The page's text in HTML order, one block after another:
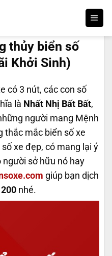
thủy biển số
Khởi Sinh)
có 3 nút, các con số
là Nhất Nhị Bất Bất,
người mang Mệnh
thắc mắc biển số xe
xe đẹp, có mang lại ý
sở hữu nó hay
giúp bạn dịch
nhé.